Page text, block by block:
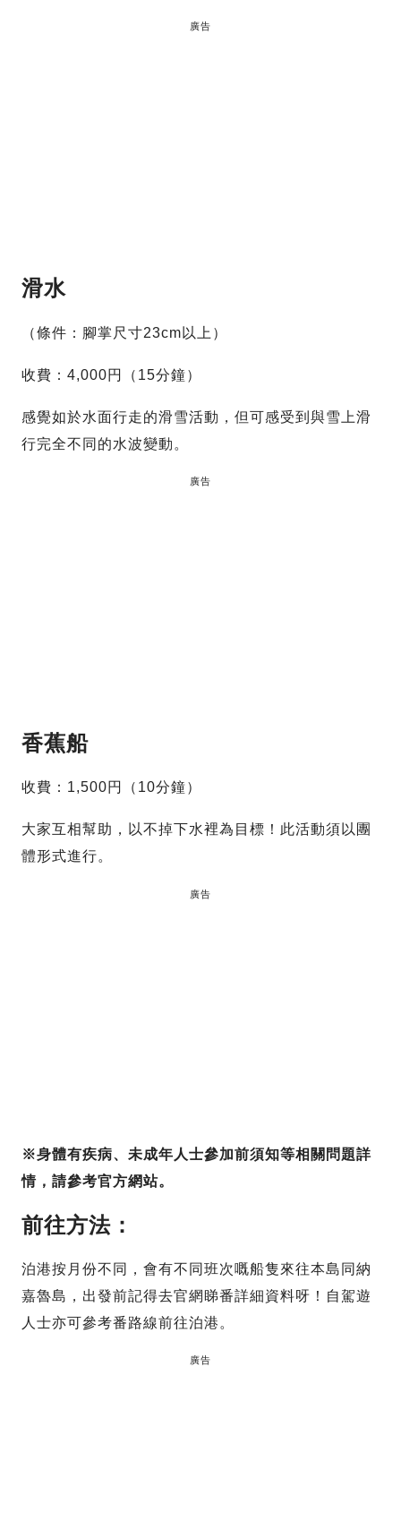
廣告
滑水
（條件：腳掌尺寸23cm以上）
收費：4,000円（15分鐘）
感覺如於水面行走的滑雪活動，但可感受到與雪上滑
行完全不同的水波變動。
廣告
香蕉船
收費：1,500円（10分鐘）
大家互相幫助，以不掉下水裡為目標！此活動須以團
體形式進行。
廣告
※身體有疾病、未成年人士參加前須知等相關問題詳
情，請參考官方網站。
前往方法：
泊港按月份不同，會有不同班次嘅船隻來往本島同納
嘉魯島，出發前記得去官網睇番詳細資料呀！自駕遊
人士亦可參考番路線前往泊港。
廣告